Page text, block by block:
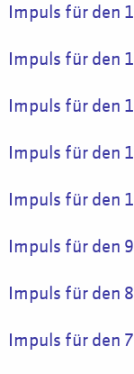
Impuls für den
Impuls für den
Impuls für den
Impuls für den
Impuls für den
Impuls für den
Impuls für den
Impuls für den